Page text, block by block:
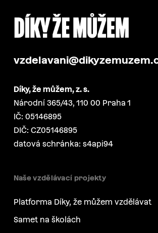
Díky, že můžem, z. s.
Národní 365/43, 110 00 Praha 1
IČ: 05146895
DIČ: CZ05146895
datová schránka: s4api94
Naše vzdělávací projekty
Platforma Díky, že můžem vzdělávat
Samet na školách